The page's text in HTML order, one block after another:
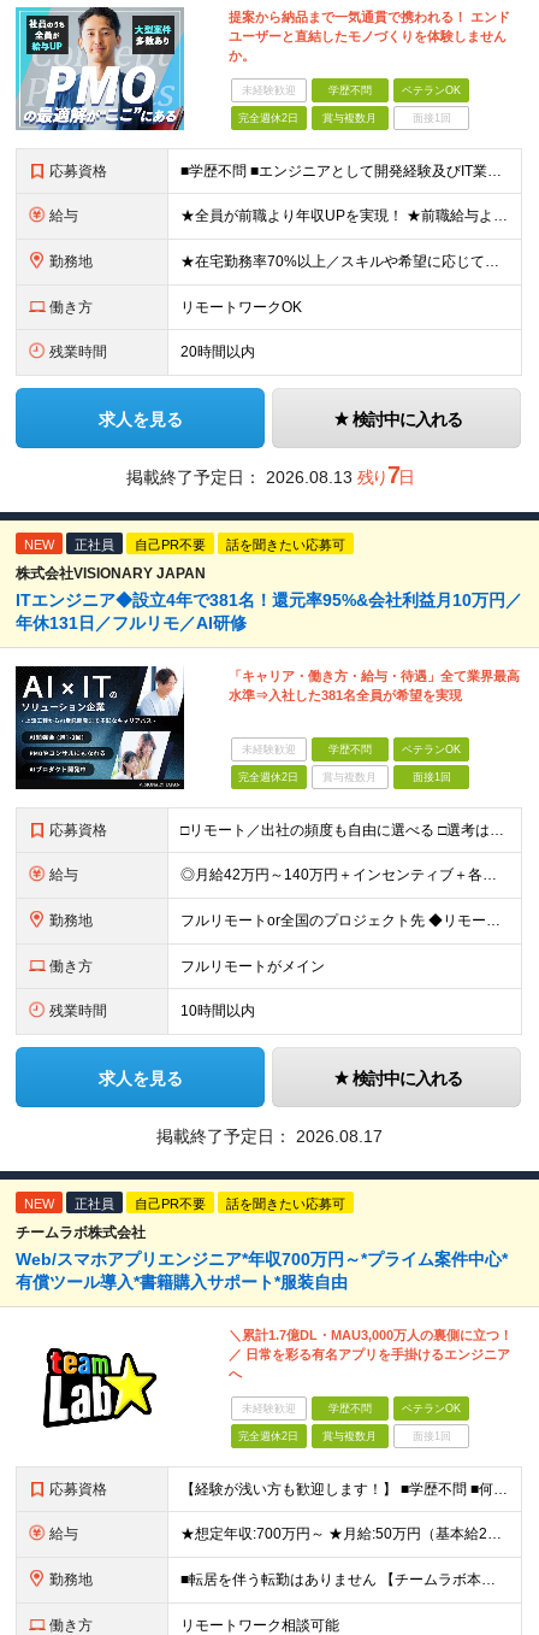
提案から納品まで一気通貫で携われる！ エンド
ユーザーと直結したモノづくりを体験しません
か。
未経験歓迎 学歴不問 ベテランOK
完全週休2日 賞与複数月 面接1回
応募資格 ■学歴不問 ■エンジニアとして開発経験及びIT業界でのマネジメント経験をお持ちの方 ≪こんな想いをお持ちの方にピッタリ≫ ◎大規模案件にマネジメントポジションとして携わりたい ◎今より収入もスキルも
給与 ★全員が前職より年収UPを実現！ ★前職給与より120％アップ実績あり ★前職給与を最大限に考慮 ★入社4年目で年収800万円の社員も在籍！ 年俸420万円～960万円（1/12を毎月支給）＋インセ
勤務地 ★在宅勤務率70%以上／スキルや希望に応じてフルリモートも可 ★転勤なし 本社または一都三県のプロジェクト先（メインは東京23区内）にて勤務いただきます！ 【本社】 東京都荒川区西日暮里5-10-
働き方 リモートワークOK
残業時間 20時間以内
求人を見る 検討中に入れる
掲載終了予定日： 2026.08.13 残り7日
NEW 正社員 自己PR不要 話を聞きたい応募可
株式会社VISIONARY JAPAN
ITエンジニア◆設立4年で381名！還元率95%&会社利益月10万円／
年休131日／フルリモ／AI研修
「キャリア・働き方・給与・待遇」全て業界最高
水準⇒入社した381名全員が希望を実現
未経験歓迎 学歴不問 ベテランOK
完全週休2日 賞与複数月 面接1回
応募資格 □リモート／出社の頻度も自由に選べる □選考は役員とWeb面談1回のみ □学歴不問／第二新卒歓迎／ブランクOK 【応募条件】 ◎ITエンジニアの実務経験1年以上をお持ちの方 └言語・業界・ジャンル不
給与 ◎月給42万円～140万円＋インセンティブ＋各種手当 ・エンジニア平均年収640万円 ・入社したエンジニア全員年収UP！平均180万円UP！ ・還元率80~95%！平均還元率86.9% ・単価連動型⇒
勤務地 フルリモートor全国のプロジェクト先 ◆リモート実施率93%（リモート／出社の頻度も自分で選べる） ◆UIターン歓迎！転勤なし ※(変更の範囲)上記を除く当社関連勤務地 ＼独立した評価機関による評価
働き方 フルリモートがメイン
残業時間 10時間以内
求人を見る 検討中に入れる
掲載終了予定日： 2026.08.17
NEW 正社員 自己PR不要 話を聞きたい応募可
チームラボ株式会社
Web/スマホアプリエンジニア*年収700万円～*プライム案件中心*
有償ツール導入*書籍購入サポート*服装自由
＼累計1.7億DL・MAU3,000万人の裏側に立つ！
／ 日常を彩る有名アプリを手掛けるエンジニア
へ
未経験歓迎 学歴不問 ベテランOK
完全週休2日 賞与複数月 面接1回
応募資格 【経験が浅い方も歓迎します！】 ■学歴不問 ■何らかのプログラミング言語を用いた開発実務経験3年以上(言語不問) ＼こんな方に向いています／ ・有名アプリや数千万規模のサービス開発に携わりたい方 ・
給与 ★想定年収:700万円～ ★月給:50万円（基本給22万円〜＋諸手当21万円1250円～） ※上記に固定残業代（68,750円/月40時間分）を含む。超過分は別途支給 ※試用期間3ヵ月あり。期間中の
勤務地 ■転居を伴う転勤はありません 【チームラボ本社】 東京都千代田区神田小川町2-12 小川町進興ビル チームラボ本社他、会社が指定する場所 ※原則出社ですが、合理的な理由がある場合はリモート(在宅勤
働き方 リモートワーク相談可能